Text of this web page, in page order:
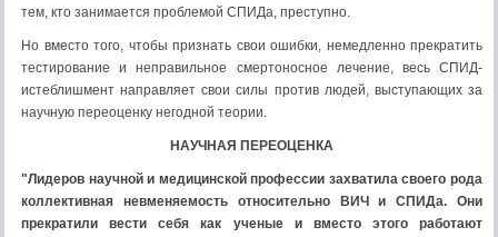
тем, кто занимается проблемой СПИДа, преступно.
Но вместо того, чтобы признать свои ошибки, немедленно прекратить
тестирование и неправильное смертоносное лечение, весь СПИД-
истеблишмент направляет свои силы против людей, выступающих за
научную переоценку негодной теории.
НАУЧНАЯ ПЕРЕОЦЕНКА
"Лидеров научной и медицинской профессии захватила своего рода
коллективная невменяемость относительно ВИЧ и СПИДа. Они
прекратили вести себя как ученые и вместо этого работают